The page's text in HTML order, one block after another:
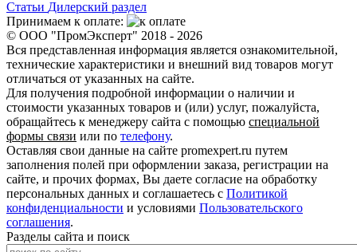
Статьи Дилерский раздел
Принимаем к оплате:
© ООО "ПромЭксперт" 2018 - 2026
Вся представленная информация является ознакомительной,
технические характеристики и внешний вид товаров могут
отличаться от указанных на сайте.
Для получения подробной информации о наличии и
стоимости указанных товаров и (или) услуг, пожалуйста,
обращайтесь к менеджеру сайта с помощью специальной
формы связи или по телефону.
Оставляя свои данные на сайте promexpert.ru путем
заполнения полей при оформлении заказа, регистрации на
сайте, и прочих формах, Вы даете согласие на обработку
персональных данных и соглашаетесь с Политикой
конфиденциальности и условиями Пользовательского
соглашения.
Разделы сайта и поиск